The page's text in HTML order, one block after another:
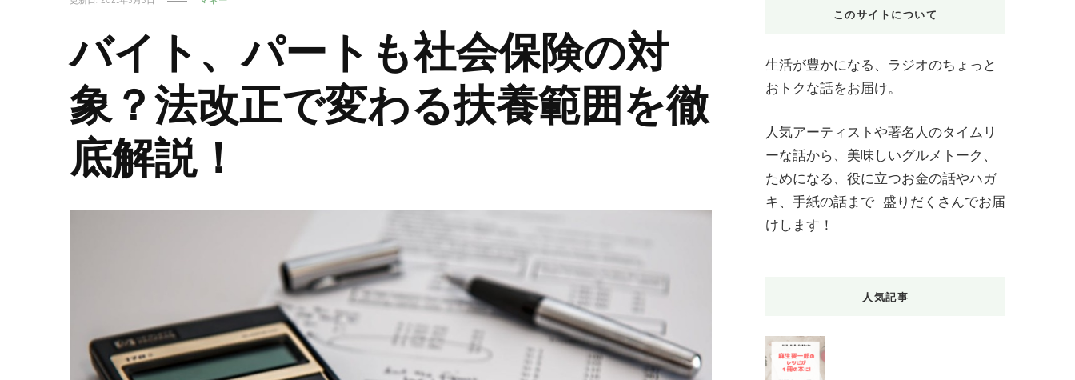
バイト、パートも社会保険の対
象？法改正で変わる扶養範囲を徹
底解説！
このサイトについて
生活が豊かになる、ラジオのちょっと
おトクな話をお届け。
人気アーティストや著名人のタイムリ
ーな話から、美味しいグルメトーク、
ためになる、役に立つお金の話やハガ
キ、手紙の話まで…盛りだくさんでお届
けします！
人気記事